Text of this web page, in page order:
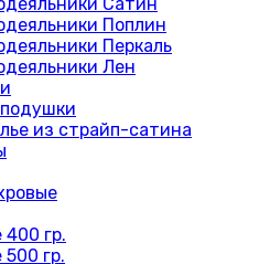
Поплин
Перкаль
Лен
из страйп-сатина
гр.
гр.